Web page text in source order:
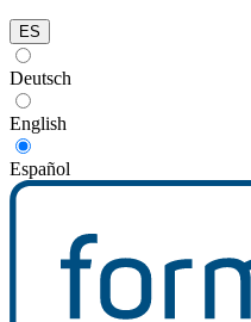
ES
Deutsch
English
Español